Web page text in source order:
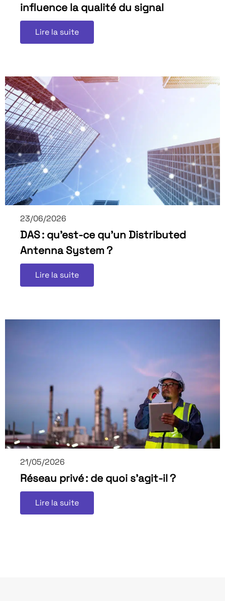
influence la qualité du signal
Lire la suite
23/06/2026
DAS : qu’est-ce qu’un Distributed
Antenna System ?
Lire la suite
21/05/2026
Réseau privé : de quoi s’agit-il ?
Lire la suite